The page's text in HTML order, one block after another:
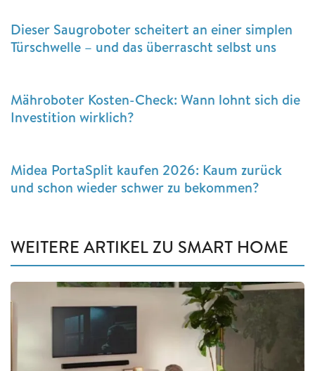
Dieser Saugroboter scheitert an einer simplen
Türschwelle – und das überrascht selbst uns
Mähroboter Kosten-Check: Wann lohnt sich die
Investition wirklich?
Midea PortaSplit kaufen 2026: Kaum zurück
und schon wieder schwer zu bekommen?
WEITERE ARTIKEL ZU SMART HOME